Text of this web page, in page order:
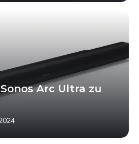
Arc Ultra zu